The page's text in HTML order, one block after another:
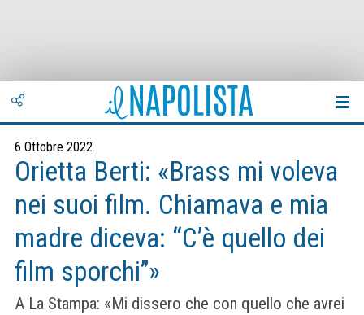
6 Ottobre 2022
Orietta Berti: «Brass mi voleva
nei suoi film. Chiamava e mia
madre diceva: “C’è quello dei
film sporchi”»
A La Stampa: «Mi dissero che con quello che avrei